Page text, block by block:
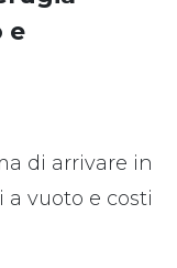
e
di arrivare in
vuoto e costi